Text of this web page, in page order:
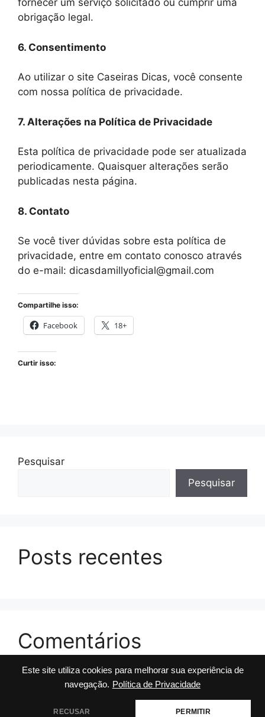
Este site utiliza cookies para melhorar sua experiência de
navegação. Política de Privacidade
RECUSAR PERMITIR
fornecer um serviço solicitado ou cumprir uma
obrigação legal.
6. Consentimento
Ao utilizar o site Caseiras Dicas, você consente
com nossa política de privacidade.
7. Alterações na Política de Privacidade
Esta política de privacidade pode ser atualizada
periodicamente. Quaisquer alterações serão
publicadas nesta página.
8. Contato
Se você tiver dúvidas sobre esta política de
privacidade, entre em contato conosco através
do e-mail: dicasdamillyoficial@gmail.com
Compartilhe isso:
Facebook 18+
Curtir isso:
Pesquisar
Pesquisar
Posts recentes
Comentários
Nenhum comentário para mostrar.